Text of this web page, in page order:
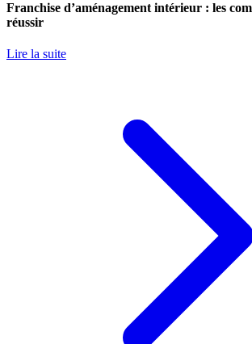
Franchise d’aménagement intérieur : les
réussir
Lire la suite